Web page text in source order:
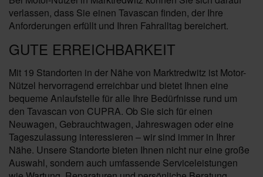
verlassen, dass Sie einen Tavascan finden, der Ihre
Anforderungen erfüllt und Ihren Fahralltag bereichert.
GUTE ERREICHBARKEIT
Mit 19 Standorten in der Nähe von Marktredwitz ist Motor-
Nützel hervorragend erreichbar und bietet Ihnen eine
bequeme Anlaufstelle für alle Ihre Bedürfnisse rund um
den Tavascan von CUPRA. Ob Sie sich für einen
Neuwagen, Gebrauchtwagen, Jahreswagen oder eine
Tageszulassung interessieren – wir sind immer in Ihrer
Nähe. Unsere Standorte bieten Ihnen nicht nur eine große
Auswahl, sondern auch umfassende Serviceleistungen